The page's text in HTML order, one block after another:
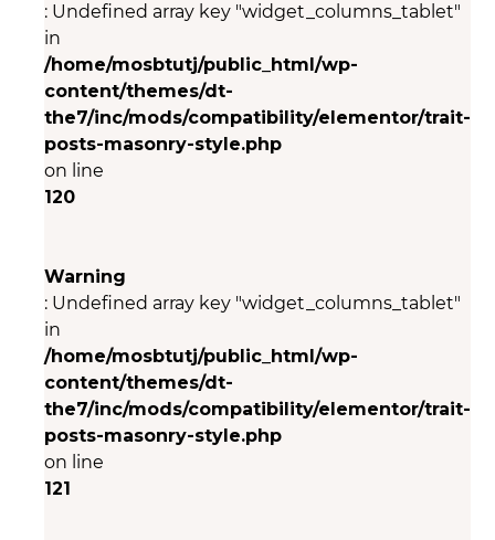
: Undefined array key "widget_columns_tablet"
in
/home/mosbtutj/public_html/wp-
content/themes/dt-
the7/inc/mods/compatibility/elementor/trait-
posts-masonry-style.php
on line
120
Warning
: Undefined array key "widget_columns_tablet"
in
/home/mosbtutj/public_html/wp-
content/themes/dt-
the7/inc/mods/compatibility/elementor/trait-
posts-masonry-style.php
on line
121